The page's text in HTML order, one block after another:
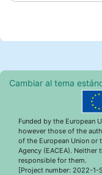
Cambiar al tema
Funded by the European
however those of the
of the European Union or
Agency (EACEA). Neither
responsible for them.
[Project number: 2022-1-